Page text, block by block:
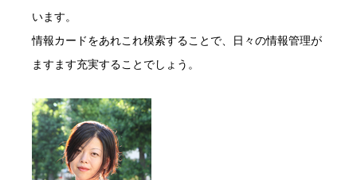
います。
情報カードをあれこれ模索することで、日々の情報管理が
ますます充実することでしょう。